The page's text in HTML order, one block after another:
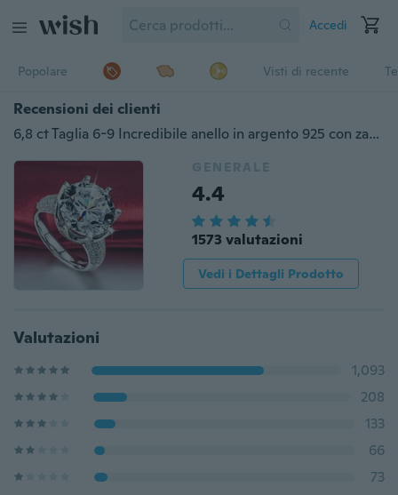
Accedi
Popolare Visti di recente
Recensioni dei clienti
6,8 ct Taglia 6-9 Incredibile anello in argento 925 con zaffiro bianco e topazio con taglio princess
GENERALE
4.4
1573 valutazioni
Vedi i Dettagli Prodotto
Valutazioni
1,093
208
133
66
73